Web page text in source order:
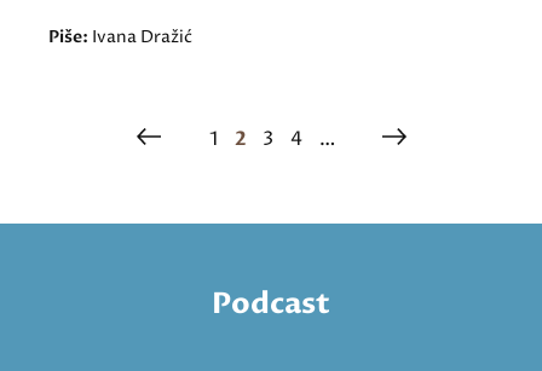
Piše: Ivana Dražić
1 2 3 4 …
Podcast